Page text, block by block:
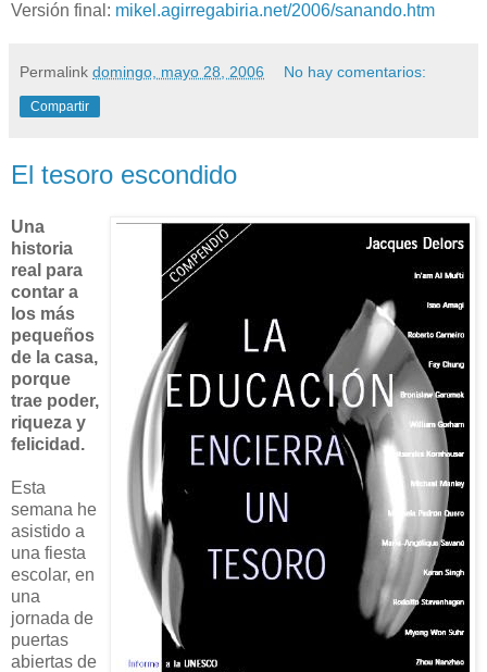
Versión final: mikel.agirregabiria.net/2006/sanando.htm
Permalink domingo, mayo 28, 2006 No hay comentarios:
Compartir
El tesoro escondido
Una
historia
real para
contar a
los más
pequeños
de la casa,
porque
trae poder,
riqueza y
felicidad.
Esta
semana he
asistido a
una fiesta
escolar, en
una
jornada de
puertas
abiertas de